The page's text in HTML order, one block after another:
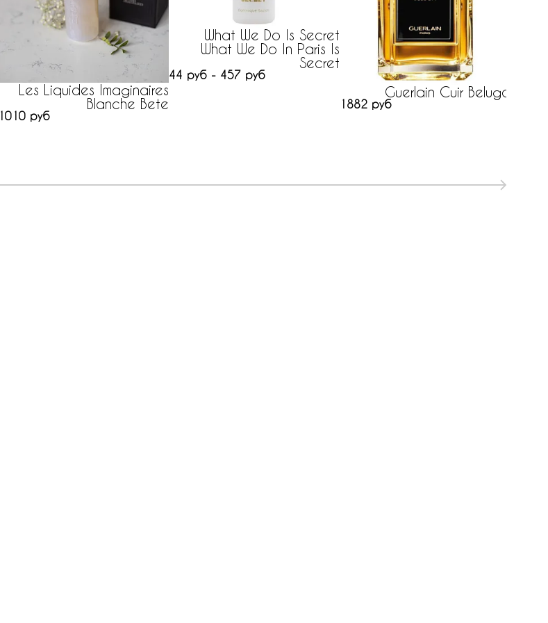
Les Liquides Imaginaires
Blanche Bete
1010 руб
What We Do Is Secret
What We Do In Paris Is
Secret
44 руб - 457 руб
Guerlain Cuir Beluga
1882 руб